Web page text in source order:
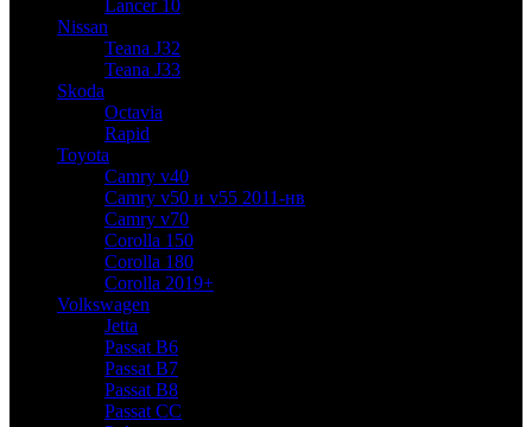
Lancer 10
Nissan
Teana J32
Teana J33
Skoda
Octavia
Rapid
Toyota
Camry v40
Camry v50 и v55 2011-нв
Camry v70
Corolla 150
Corolla 180
Corolla 2019+
Volkswagen
Jetta
Passat B6
Passat B7
Passat B8
Passat CC